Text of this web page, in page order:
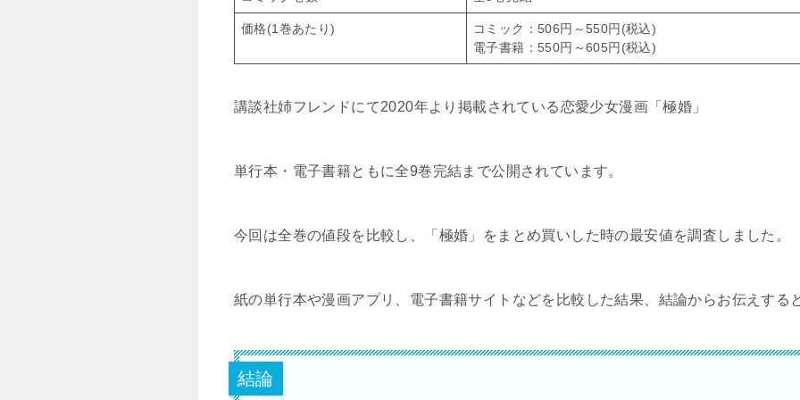
価格(1巻あたり)
コミック：506円～550円(税込)
電子書籍：550円～605円(税込)
講談社姉フレンドにて2020年より掲載されている恋愛少女漫画「極婚」
単行本・電子書籍ともに全9巻完結まで公開されています。
今回は全巻の値段を比較し、「極婚」をまとめ買いした時の最安値を調査しました。
紙の単行本や漫画アプリ、電子書籍サイトなどを比較した結果、結論からお伝えする
結論